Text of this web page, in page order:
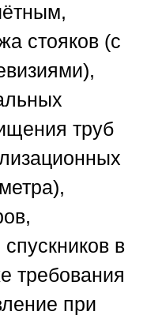
стояков (с
труб
в
требования
при